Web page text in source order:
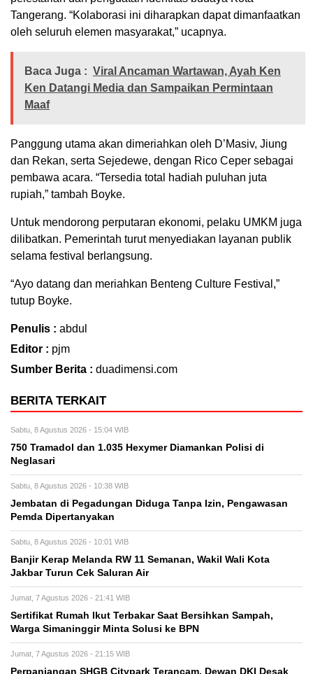
Tangerang. “Kolaborasi ini diharapkan dapat dimanfaatkan
oleh seluruh elemen masyarakat,” ucapnya.
Baca Juga : Viral Ancaman Wartawan, Ayah Ken
Ken Datangi Media dan Sampaikan Permintaan
Maaf
Panggung utama akan dimeriahkan oleh D’Masiv, Jiung
dan Rekan, serta Sejedewe, dengan Rico Ceper sebagai
pembawa acara. “Tersedia total hadiah puluhan juta
rupiah,” tambah Boyke.
Untuk mendorong perputaran ekonomi, pelaku UMKM juga
dilibatkan. Pemerintah turut menyediakan layanan publik
selama festival berlangsung.
“Ayo datang dan meriahkan Benteng Culture Festival,”
tutup Boyke.
Penulis : abdul
Editor : pjm
Sumber Berita : duadimensi.com
BERITA TERKAIT
Sabtu, 8 Agustus 2026 - 15:04 WIB
750 Tramadol dan 1.035 Hexymer Diamankan Polisi di
Neglasari
Sabtu, 8 Agustus 2026 - 10:38 WIB
Jembatan di Pegadungan Diduga Tanpa Izin, Pengawasan
Pemda Dipertanyakan
Sabtu, 8 Agustus 2026 - 10:01 WIB
Banjir Kerap Melanda RW 11 Semanan, Wakil Wali Kota
Jakbar Turun Cek Saluran Air
Jumat, 7 Agustus 2026 - 21:41 WIB
Sertifikat Rumah Ikut Terbakar Saat Bersihkan Sampah,
Warga Simaninggir Minta Solusi ke BPN
Jumat, 7 Agustus 2026 - 21:15 WIB
Perpanjangan SHGB Citypark Terancam, Dewan DKI Desak